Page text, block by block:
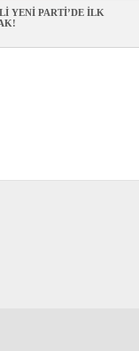
YENİ PARTİ’DE İLK